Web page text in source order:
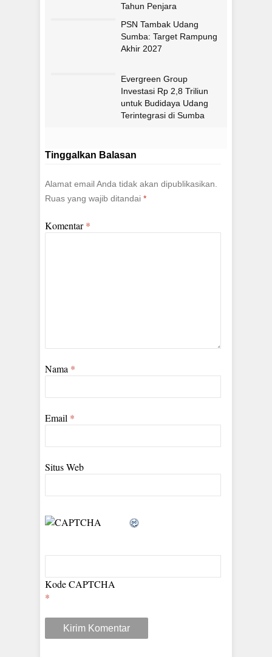
Tahun Penjara
PSN Tambak Udang
Sumba: Target Rampung
Akhir 2027
Evergreen Group
Investasi Rp 2,8 Triliun
untuk Budidaya Udang
Terintegrasi di Sumba
Tinggalkan Balasan
Alamat email Anda tidak akan dipublikasikan.
Ruas yang wajib ditandai *
Komentar*
Nama *
Email *
Situs Web
Kode CAPTCHA
*